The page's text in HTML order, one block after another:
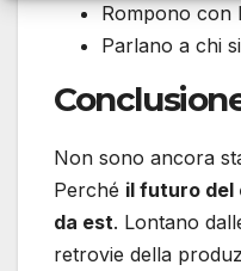
Rompono con
Parlano a chi
Non sono ancora
Perché il futuro del
da est. Lontano
retrovie della